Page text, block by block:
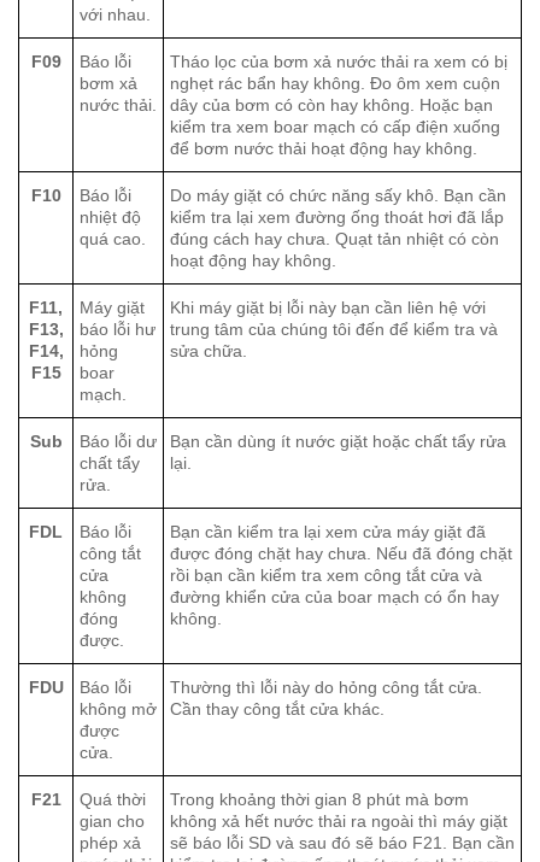
với nhau.
F09
Báo lỗi
bơm xả
nước thải.
Tháo lọc của bơm xả nước thải ra xem có bị
nghẹt rác bẩn hay không. Đo ôm xem cuộn
dây của bơm có còn hay không. Hoặc bạn
kiểm tra xem boar mạch có cấp điện xuống
để bơm nước thải hoạt động hay không.
F10
Báo lỗi
nhiệt độ
quá cao.
Do máy giặt có chức năng sấy khô. Bạn cần
kiểm tra lại xem đường ống thoát hơi đã lắp
đúng cách hay chưa. Quạt tản nhiệt có còn
hoạt động hay không.
F11,
F13,
F14,
F15
Máy giặt
báo lỗi hư
hỏng
boar
mạch.
Khi máy giặt bị lỗi này bạn cần liên hệ với
trung tâm của chúng tôi đến để kiểm tra và
sửa chữa.
Sub
Báo lỗi dư
chất tẩy
rửa.
Bạn cần dùng ít nước giặt hoặc chất tẩy rửa
lại.
FDL
Báo lỗi
công tắt
cửa
không
đóng
được.
Bạn cần kiểm tra lại xem cửa máy giặt đã
được đóng chặt hay chưa. Nếu đã đóng chặt
rồi bạn cần kiểm tra xem công tắt cửa và
đường khiển cửa của boar mạch có ổn hay
không.
FDU
Báo lỗi
không mở
được
cửa.
Thường thì lỗi này do hỏng công tắt cửa.
Cần thay công tắt cửa khác.
F21
Quá thời
gian cho
phép xả
Trong khoảng thời gian 8 phút mà bơm
không xả hết nước thải ra ngoài thì máy giặt
sẽ báo lỗi SD và sau đó sẽ báo F21. Bạn cần